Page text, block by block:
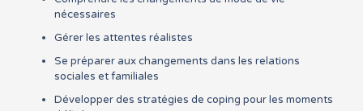
nécessaires
Gérer les attentes réalistes
Se préparer aux changements dans les relations
sociales et familiales
Développer des stratégies de coping pour les moments